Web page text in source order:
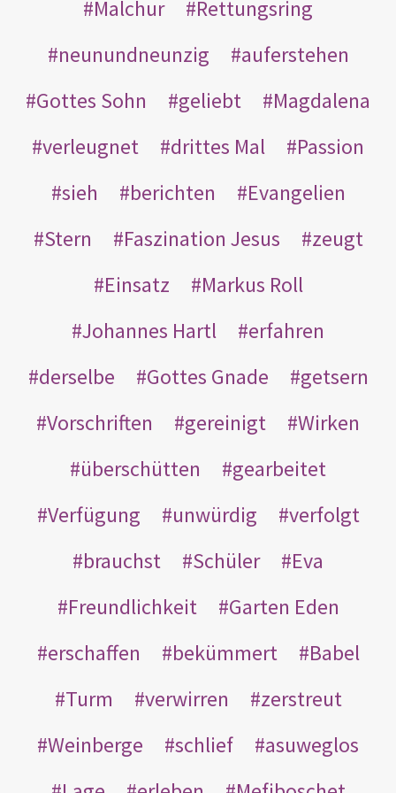
Malchur
Rettungsring
neunundneunzig
auferstehen
Gottes Sohn
geliebt
Magdalena
verleugnet
drittes Mal
Passion
sieh
berichten
Evangelien
Stern
Faszination Jesus
zeugt
Einsatz
Markus Roll
Johannes Hartl
erfahren
derselbe
Gottes Gnade
getsern
Vorschriften
gereinigt
Wirken
überschütten
gearbeitet
Verfügung
unwürdig
verfolgt
brauchst
Schüler
Eva
Freundlichkeit
Garten Eden
erschaffen
bekümmert
Babel
Turm
verwirren
zerstreut
Weinberge
schlief
asuweglos